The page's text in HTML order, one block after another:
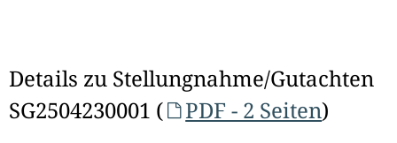
Details zu Stellungnahme/Gutachten
SG2504230001 (
PDF - 2 Seiten)